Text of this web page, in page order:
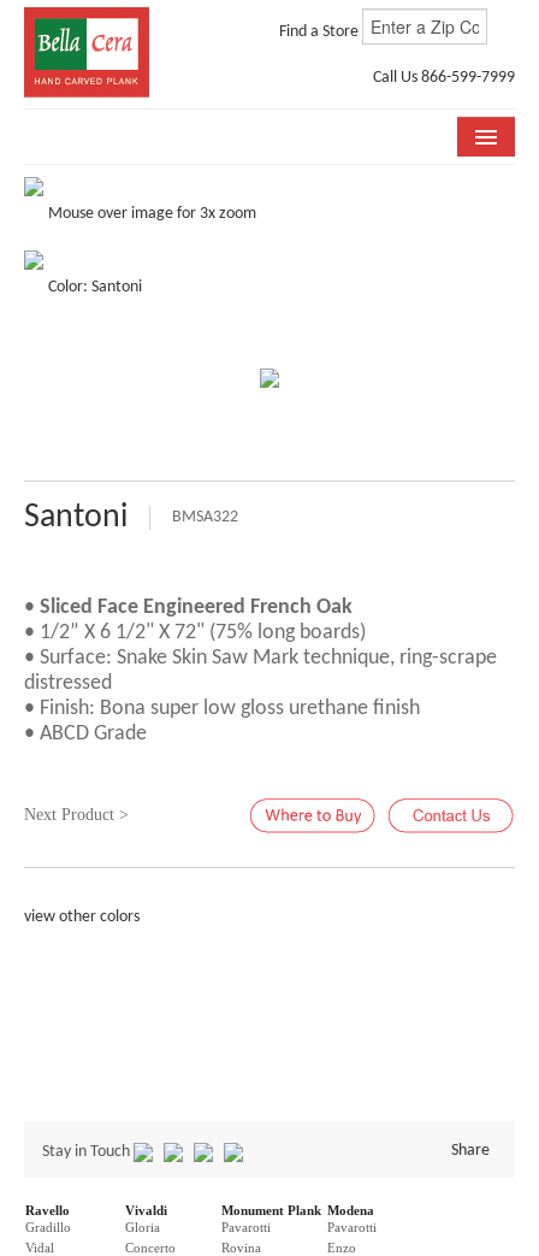
Find a Store
Call Us 866-599-7999
COLLECTIONS
STORE LOCATOR
ABOUT US
Mouse over image for 3x zoom
Color: Santoni
Santoni BMSA322
• Sliced Face Engineered French Oak
• 1/2” X 6 1/2" X 72" (75% long boards)
• Surface: Snake Skin Saw Mark technique, ring-scrape
distressed
• Finish: Bona super low gloss urethane finish
• ABCD Grade
Next Product >
view other colors
Stay in Touch Share
Ravello
Gradillo
Vidal
Vivaldi
Gloria
Concerto
Monument Plank
Pavarotti
Rovina
Modena
Pavarotti
Enzo